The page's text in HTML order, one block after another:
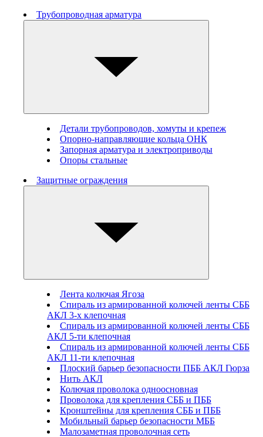
Трубопроводная арматура
Детали трубопроводов, хомуты и крепеж
Опорно-направляющие кольца ОНК
Запорная арматура и электроприводы
Опоры стальные
Защитные ограждения
Лента колючая Ягоза
Спираль из армированной колючей ленты СББ
АКЛ 3-х клепочная
Спираль из армированной колючей ленты СББ
АКЛ 5-ти клепочная
Спираль из армированной колючей ленты СББ
АКЛ 11-ти клепочная
Плоский барьер безопасности ПББ АКЛ Гюрза
Нить АКЛ
Колючая проволока одноосновная
Проволока для крепления СББ и ПББ
Кронштейны для крепления СББ и ПББ
Мобильный барьер безопасности МББ
Малозаметная проволочная сеть